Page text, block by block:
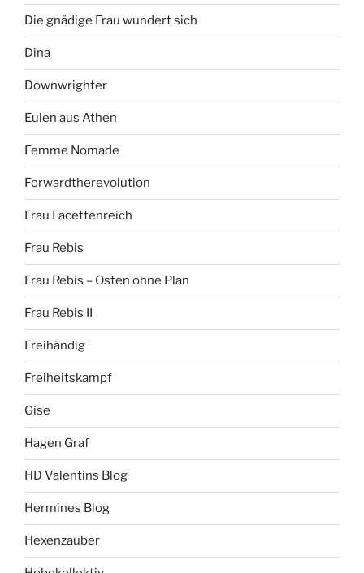
Die gnädige Frau wundert sich
Dina
Downwrighter
Eulen aus Athen
Femme Nomade
Forwardtherevolution
Frau Facettenreich
Frau Rebis
Frau Rebis – Osten ohne Plan
Frau Rebis II
Freihändig
Freiheitskampf
Gise
Hagen Graf
HD Valentins Blog
Hermines Blog
Hexenzauber